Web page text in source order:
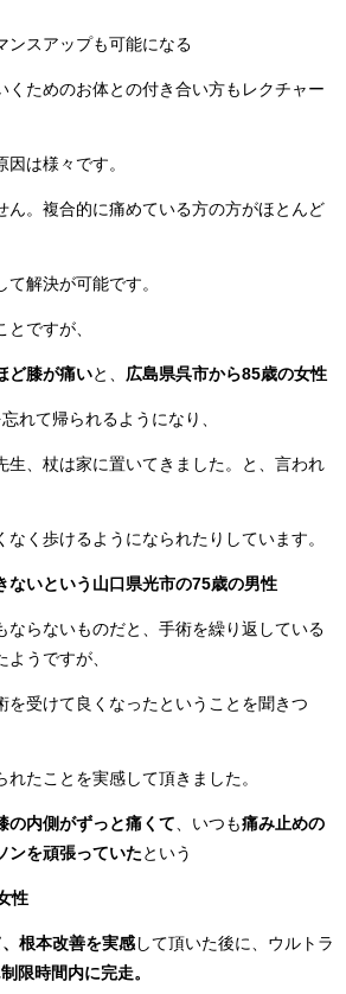
ンスアップも可能になる
くためのお体との付き合い方もレクチャー
は様々です。
ん。複合的に痛めている方の方がほとんど
解決が可能です。
ですが、
ど膝が痛いと、 広島県呉市から85歳の女性
れて帰られるようになり、
生、杖は家に置いてきました。と、言われ
く歩けるようになられたりしています。
いという山口県光市の75歳の男性
ならないものだと、手術を繰り返している
うですが、
を受けて良くなったということを聞きつ
たことを実感して頂きました。
の内側がずっと痛くて 、いつも痛み止めの
ンを頑張っていたという
性
根本改善を実感して頂いた後に、ウルトラ
制限時間内に完走。